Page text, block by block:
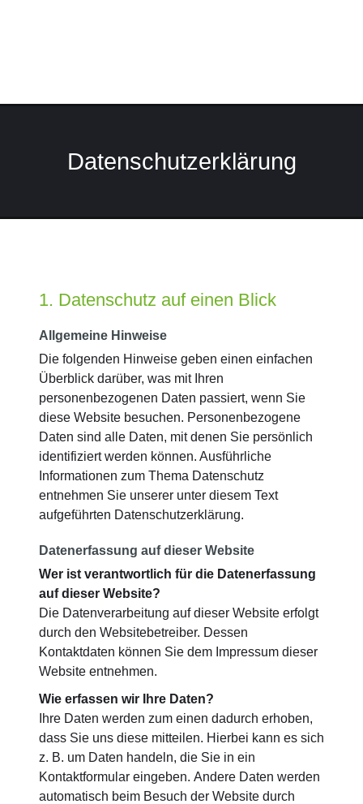
Datenschutzerklärung
1. Datenschutz auf einen Blick
Allgemeine Hinweise
Die folgenden Hinweise geben einen einfachen
Überblick darüber, was mit Ihren
personenbezogenen Daten passiert, wenn Sie
diese Website besuchen. Personenbezogene
Daten sind alle Daten, mit denen Sie persönlich
identifiziert werden können. Ausführliche
Informationen zum Thema Datenschutz
entnehmen Sie unserer unter diesem Text
aufgeführten Datenschutzerklärung.
Datenerfassung auf dieser Website
Wer ist verantwortlich für die Datenerfassung
auf dieser Website?
Die Datenverarbeitung auf dieser Website erfolgt
durch den Websitebetreiber. Dessen
Kontaktdaten können Sie dem Impressum dieser
Website entnehmen.
Wie erfassen wir Ihre Daten?
Ihre Daten werden zum einen dadurch erhoben,
dass Sie uns diese mitteilen. Hierbei kann es sich
z. B. um Daten handeln, die Sie in ein
Kontaktformular eingeben. Andere Daten werden
automatisch beim Besuch der Website durch